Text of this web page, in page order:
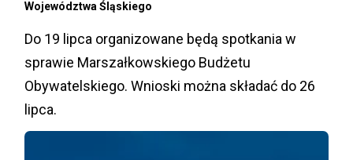
Województwa Śląskiego
Do 19 lipca organizowane będą spotkania w
sprawie Marszałkowskiego Budżetu
Obywatelskiego. Wnioski można składać do 26
lipca.